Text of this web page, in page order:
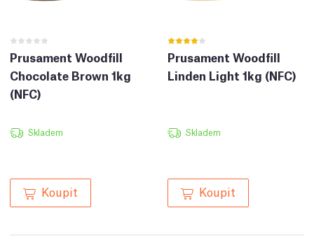
Prusament Woodfill
Chocolate Brown 1kg
(NFC)
Skladem
Koupit
Prusament Woodfill
Linden Light 1kg (NFC)
Skladem
Koupit